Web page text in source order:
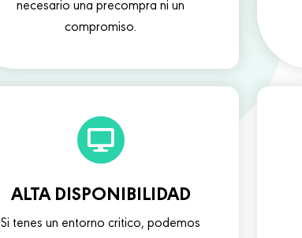
necesario una precompra ni un
compromiso.
ALTA DISPONIBILIDAD
Si tenes un entorno critico, podemos